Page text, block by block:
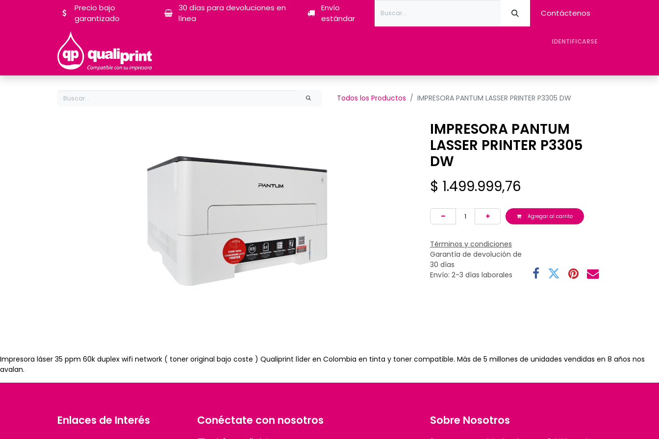
Precio bajo
garantizado
30 días para devoluciones en
línea
Envío
estándar
Contáctenos
IDENTIFICARSE
Todos los Productos IMPRESORA PANTUM LASSER PRINTER P3305 DW
IMPRESORA PANTUM
LASSER PRINTER P3305
DW
$ 1.499.999,76
Agregar al carrito
Términos y condiciones
Garantía de devolución de
30 días
Envío: 2-3 días laborales
Impresora láser 35 ppm 60k duplex wifi network ( toner original bajo coste ) Qualiprint líder en Colombia en tinta y toner compatible. Más de 5 millones de unidades vendidas en 8 años nos
avalan.
Enlaces de Interés Conéctate con nosotros Sobre Nosotros